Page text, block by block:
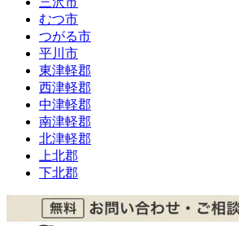
むつ市
つがる市
平川市
東津軽郡
西津軽郡
中津軽郡
南津軽郡
北津軽郡
上北郡
下北郡